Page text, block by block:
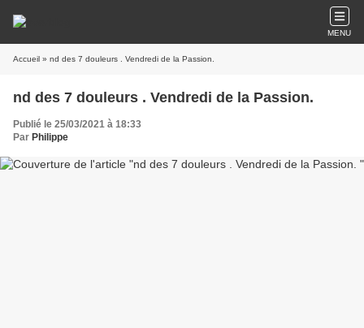
MENU
Accueil » nd des 7 douleurs . Vendredi de la Passion.
nd des 7 douleurs . Vendredi de la Passion.
Publié le 25/03/2021 à 18:33
Par Philippe